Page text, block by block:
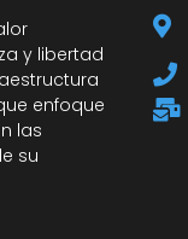
y libertad
enfoque
las
su